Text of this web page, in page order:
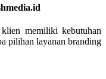
klien memiliki kebutuhan
pilihan layanan branding